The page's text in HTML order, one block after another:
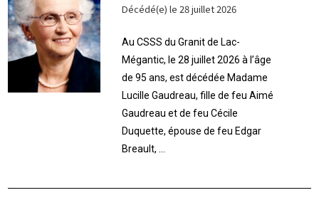
Décédé(e) le 28 juillet 2026
Au CSSS du Granit de Lac-
Mégantic, le 28 juillet 2026 à l’âge
de 95 ans, est décédée Madame
Lucille Gaudreau, fille de feu Aimé
Gaudreau et de feu Cécile
Duquette, épouse de feu Edgar
Breault, ...